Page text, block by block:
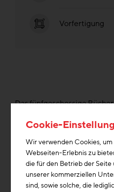
Vorfertigung
Das fünfgeschossige
Das Tragwerk besteht aus
Holz kommt dort zum
ist, unter anderem bei
Ein hoher
eine kurze Bauzeit. Der
Cookie-
Wir verwenden Cookies,
Webseiten-Erlebnis zu
die für den Betrieb der
unserer kommerziellen
sind, sowie solche, die